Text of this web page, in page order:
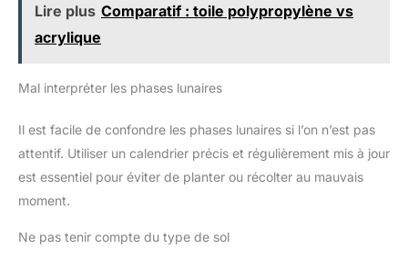
Lire plus Comparatif : toile polypropylène vs
acrylique
Mal interpréter les phases lunaires
Il est facile de confondre les phases lunaires si l’on n’est pas
attentif. Utiliser un calendrier précis et régulièrement mis à jour
est essentiel pour éviter de planter ou récolter au mauvais
moment.
Ne pas tenir compte du type de sol